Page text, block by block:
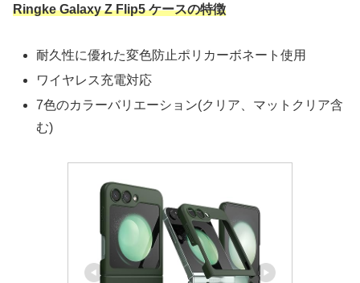
Ringke Galaxy Z Flip5 ケースの特徴
耐久性に優れた変色防止ポリカーボネート使用
ワイヤレス充電対応
7色のカラーバリエーション(クリア、マットクリア含
む)